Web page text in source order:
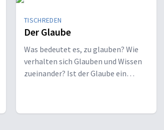
TISCHREDEN
Der Glaube
Was bedeutet es, zu glauben? Wie
verhalten sich Glauben und Wissen
zueinander? Ist der Glaube ein